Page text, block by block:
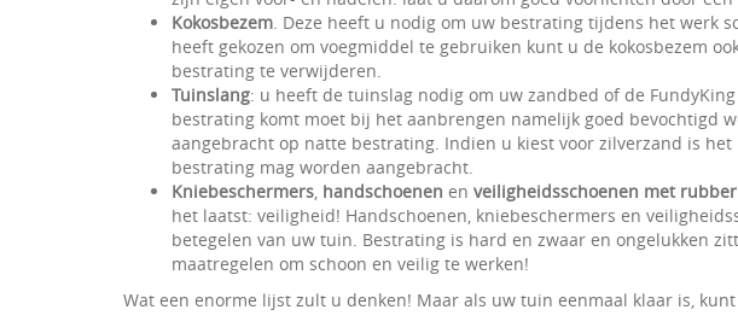
Kokosbezem . Deze heeft u nodig om uw bestrating tijdens het werk
heeft gekozen om voegmiddel te gebruiken kunt u de kokosbezem
bestrating te verwijderen.
Tuinslang: u heeft de tuinslag nodig om uw zandbed of de
bestrating komt moet bij het aanbrengen namelijk goed bevochtigd
aangebracht op natte bestrating. Indien u kiest voor zilverzand is
bestrating mag worden aangebracht.
Kniebeschermers handschoenen en veiligheidsschoenen met
het laatst: veiligheid! Handschoenen, kniebeschermers en
betegelen van uw tuin. Bestrating is hard en zwaar en ongelukken
maatregelen om schoon en veilig te werken!
Wat een enorme lijst zult u denken! Maar als uw tuin eenmaal klaar is,